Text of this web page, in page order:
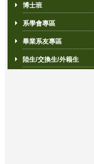
博士班
系學會專區
畢業系友專區
陸生/交換生/外籍生